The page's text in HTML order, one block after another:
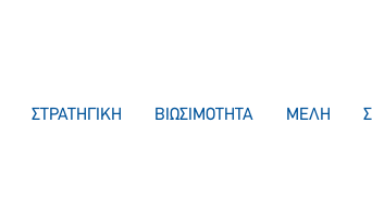
ΣΤΡΑΤΗΓΙΚΗ ΒΙΩΣΙΜΟΤΗΤΑ ΜΕΛΗ